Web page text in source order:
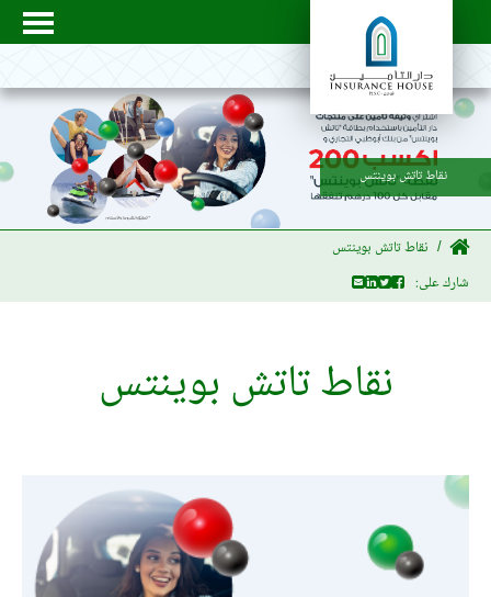
نقاط تاتش بوينتس
نقاط تاتش بوينتس
شارك على:
نقاط تاتش بوينتس